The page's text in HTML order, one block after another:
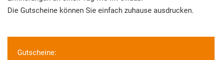
Die Gutscheine können Sie einfach zuhause ausdrucken.
Gutscheine: